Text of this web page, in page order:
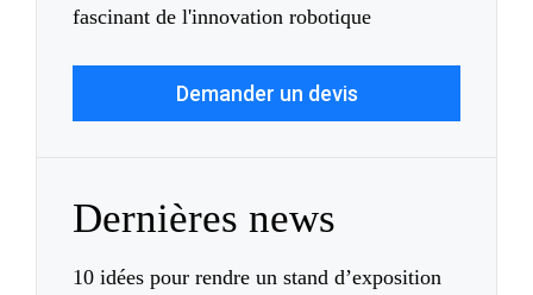
fascinant de l'innovation robotique
Demander un devis
Dernières news
10 idées pour rendre un stand d’exposition